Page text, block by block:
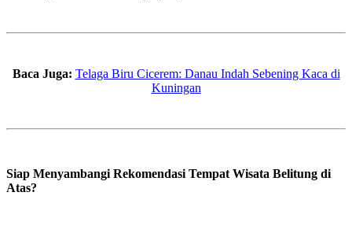
Baca Juga: Telaga Biru Cicerem: Danau Indah Sebening Kaca di
Kuningan
Siap Menyambangi Rekomendasi Tempat Wisata Belitung di
Atas?